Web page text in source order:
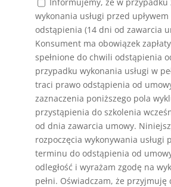
wykonania usługi przed
odstąpienia (14 dni od zawarcia
Konsument ma obowiązek
spełnione do chwili odstąpienia
przypadku wykonania usługi w
traci prawo odstąpienia od
zaznaczenia poniższego pola
przystąpienia do szkolenia
od dnia zawarcia umowy.
rozpoczęcia wykonywania usługi
terminu do odstąpienia od
odległość i wyrażam zgodę na
pełni. Oświadczam, że przyjmuję